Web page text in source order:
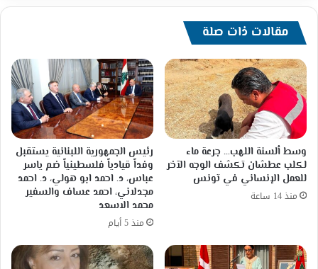
مقالات ذات صلة
وسط ألسنة اللهب… جرعة ماء
لكلب عطشان تكشف الوجه الآخر
للعمل الإنساني في تونس
منذ 14 ساعة
رئيس الجمهورية اللبنانية يستقبل
وفداً قيادياً فلسطينياً ضم ياسر
عباس، د. احمد ابو هولي، د. احمد
مجدلاني، احمد عساف والسفير
محمد الاسعد
منذ 5 أيام